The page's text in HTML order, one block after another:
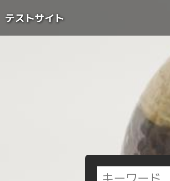
to
content
テストサイト